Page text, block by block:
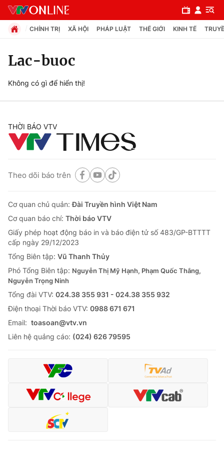
Chuyên mục
Chính trị
Xã hội
Thế giới
Tin tức
Thế giới đó đây
Câu chuyện quốc tế
Kinh tế
Tài chính
Thị trường
Góc doanh nghiệp
Dữ liệu và đời sống
Truyền hình
Phim VTV
Giải trí
Đời sống
Làm đẹp
Chất lượng cuộc sống
Giáo dục
Học trực tuyến
Công nghệ
CHÍNH TRỊ XÃ HỘI PHÁP LUẬT THẾ GIỚI KINH TẾ
Lac-buoc
Không có gì để hiển thị!
THỜI BÁO VTV
Theo dõi báo trên
Cơ quan chủ quản:Đài Truyền hình Việt Nam
Cơ quan báo chí: Thời báo VTV
Giấy phép hoạt động báo in và báo điện tử số 483/GP-BTTTT
cấp ngày 29/12/2023
Tổng Biên tập: Vũ Thanh Thủy
Phó Tổng Biên tập: Nguyễn Thị Mỹ Hạnh, Phạm Quốc Thắng,
Nguyễn Trọng Ninh
Tổng đài VTV: 024.38 355 931 - 024.38 355 932
Ðiện thoại Thời báo VTV: 0988 671 671
Email: toasoan@vtv.vn
Liên hệ quảng cáo: (024) 626 79595